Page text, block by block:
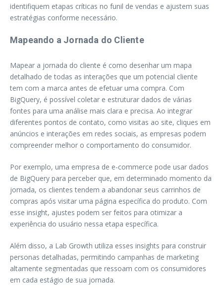
identifiquem etapas críticas no funil de vendas e ajustem suas
estratégias conforme necessário.
Mapeando a Jornada do Cliente
Mapear a jornada do cliente é como desenhar um mapa
detalhado de todas as interações que um potencial cliente
tem com a marca antes de efetuar uma compra. Com
BigQuery, é possível coletar e estruturar dados de várias
fontes para uma análise mais clara e precisa. Ao integrar
diferentes pontos de contato, como visitas ao site, cliques em
anúncios e interações em redes sociais, as empresas podem
compreender melhor o comportamento do consumidor.
Por exemplo, uma empresa de e-commerce pode usar dados
de BigQuery para perceber que, em determinado momento da
jornada, os clientes tendem a abandonar seus carrinhos de
compras após visitar uma página específica do produto. Com
esse insight, ajustes podem ser feitos para otimizar a
experiência do usuário nessa etapa específica.
Além disso, a Lab Growth utiliza esses insights para construir
personas detalhadas, permitindo campanhas de marketing
altamente segmentadas que ressoam com os consumidores
em cada estágio de sua jornada.